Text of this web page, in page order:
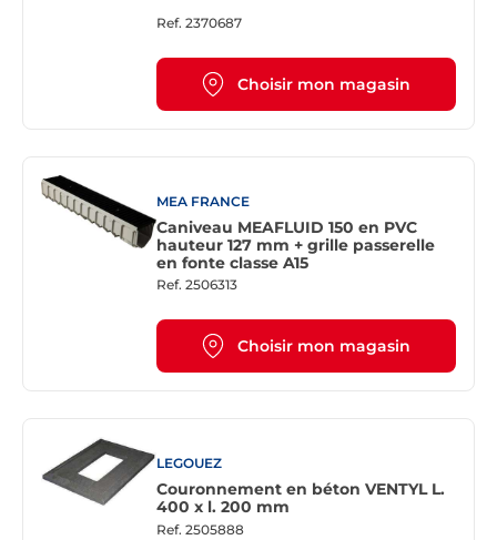
Ref. 2370687
Choisir mon magasin
MEA FRANCE
Caniveau MEAFLUID 150 en PVC
hauteur 127 mm + grille passerelle
en fonte classe A15
Ref. 2506313
Choisir mon magasin
LEGOUEZ
Couronnement en béton VENTYL L.
400 x l. 200 mm
Ref. 2505888